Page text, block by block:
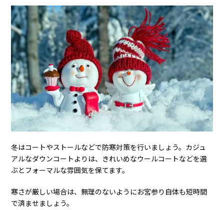
冬はコートやストールなどで防寒対策を行いましょう。カジュ
アルなダウンコートよりは、きれいめなウールコートなどを選
ぶとフォーマルな雰囲気を保てます。
寒さが厳しい場合は、無理のないようにお宮参り自体も短時間
で済ませましょう。